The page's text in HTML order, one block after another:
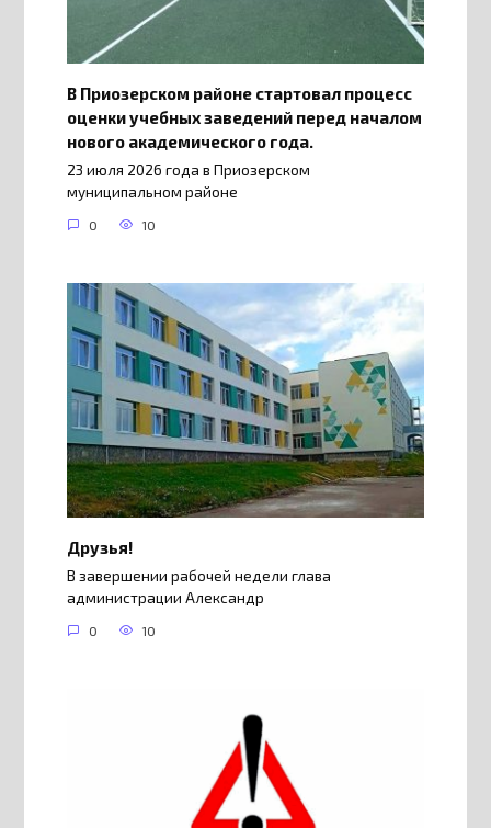
В Приозерском районе стартовал процесс
оценки учебных заведений перед началом
нового академического года.
23 июля 2026 года в Приозерском
муниципальном районе
0 10
Друзья!
В завершении рабочей недели глава
администрации Александр
0 10